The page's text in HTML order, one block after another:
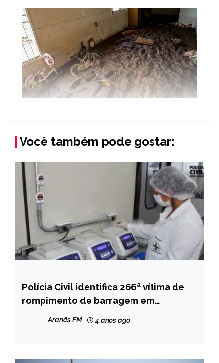
Você também pode gostar:
MINAS
GERAIS
NOTÍCIAS
Polícia Civil identifica 266ª vítima de
rompimento de barragem em
Aranãs FM 4 anos ago